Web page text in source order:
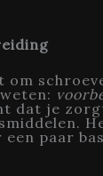
om
dat je
paar